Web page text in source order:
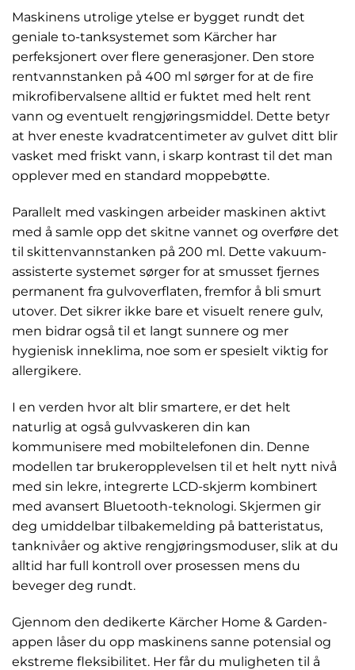
Maskinens utrolige ytelse er bygget rundt det
geniale to-tanksystemet som Kärcher har
perfeksjonert over flere generasjoner. Den store
rentvannstanken på 400 ml sørger for at de fire
mikrofibervalsene alltid er fuktet med helt rent
vann og eventuelt rengjøringsmiddel. Dette betyr
at hver eneste kvadratcentimeter av gulvet ditt blir
vasket med friskt vann, i skarp kontrast til det man
opplever med en standard moppebøtte.
Parallelt med vaskingen arbeider maskinen aktivt
med å samle opp det skitne vannet og overføre det
til skittenvannstanken på 200 ml. Dette vakuum-
assisterte systemet sørger for at smusset fjernes
permanent fra gulvoverflaten, fremfor å bli smurt
utover. Det sikrer ikke bare et visuelt renere gulv,
men bidrar også til et langt sunnere og mer
hygienisk inneklima, noe som er spesielt viktig for
allergikere.
I en verden hvor alt blir smartere, er det helt
naturlig at også gulvvaskeren din kan
kommunisere med mobiltelefonen din. Denne
modellen tar brukeropplevelsen til et helt nytt nivå
med sin lekre, integrerte LCD-skjerm kombinert
med avansert Bluetooth-teknologi. Skjermen gir
deg umiddelbar tilbakemelding på batteristatus,
tanknivåer og aktive rengjøringsmoduser, slik at du
alltid har full kontroll over prosessen mens du
beveger deg rundt.
Gjennom den dedikerte Kärcher Home & Garden-
appen låser du opp maskinens sanne potensial og
ekstreme fleksibilitet. Her får du muligheten til å